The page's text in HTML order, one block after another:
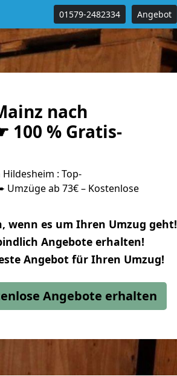
01579-2482334 Angebot
nach
100 % Gratis-
: Top-
ab 73€ – Kostenlose
wenn es um Ihren Umzug geht!
Angebote erhalten!
Angebot für Ihren Umzug!
Angebote erhalten